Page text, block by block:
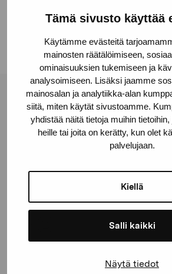
Tämä sivusto käyttää
Käytämme evästeitä
mainosten räätälöimiseen,
ominaisuuksien tukemiseen ja
analysoimiseen. Lisäksi jaamme
mainosalan ja analytiikka-alan
siitä, miten käytät sivustoamme.
yhdistää näitä tietoja muihin
heille tai joita on kerätty, kun olet
palvelujaan.
Kiellä
Salli kaikki
Näytä tiedot
Linkedin
Pro Artibus -säätiö
Kustaa Vaasan katu 11
proartibus@proartibus.fi